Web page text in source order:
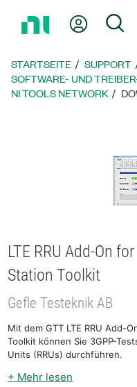
zur
Mein
STARTSEITE
SUPPORT
SOFTWARE- UND
NI TOOLS NETWORK
LTE RRU Add-On
Station Toolkit
Gefle Testeknik AB
Mit dem GTT LTE RRU Add-
Toolkit können Sie 3GPP-
Units (RRUs) durchführen.
+ Mehr lesen